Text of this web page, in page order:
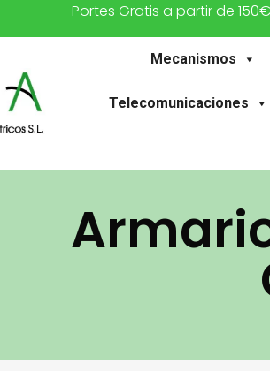
Portes Gratis a partir de
Mecanismos
Telecomunicaciones